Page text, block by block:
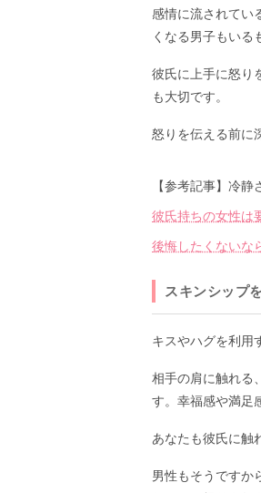
感情に流されてい
くなる男子もいる
彼氏に上手に怒り
も大切です。
怒りを伝える前に
【参考記事】冷
彼氏持ちの女性は
後悔したくないな
スキンシップ
キスやハグを利用
相手の肩に触れる
す。幸福感や満足
あなたも彼氏に触
男性もそうですか